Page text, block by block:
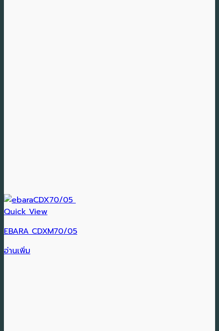
Quick View
EBARA CDXM70/05
อ่านเพิ่ม